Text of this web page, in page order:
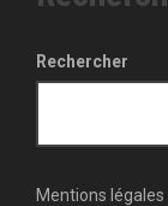
Rechercher
Mentions légales